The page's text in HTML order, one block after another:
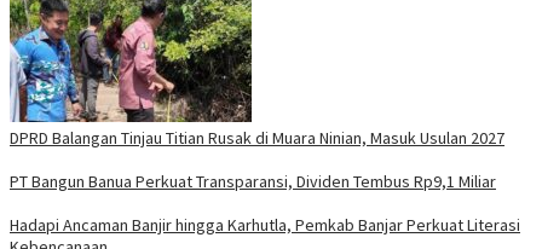
DPRD Balangan Tinjau Titian Rusak di Muara Ninian, Masuk Usulan 2027
PT Bangun Banua Perkuat Transparansi, Dividen Tembus Rp9,1 Miliar
Hadapi Ancaman Banjir hingga Karhutla, Pemkab Banjar Perkuat Literasi